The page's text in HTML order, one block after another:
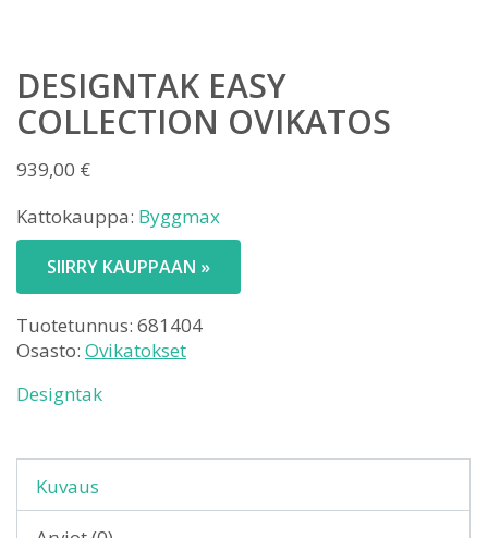
DESIGNTAK EASY
COLLECTION OVIKATOS
939,00 €
Kattokauppa: Byggmax
SIIRRY KAUPPAAN »
Tuotetunnus: 681404
Osasto: Ovikatokset
Designtak
Kuvaus